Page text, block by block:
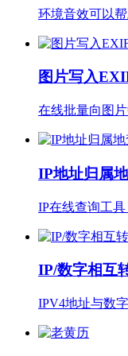
环境音效可以
图片写入
在线批量向图
IP地址归属
IP在线查询工
IP/数字相互
IPV4地址与数